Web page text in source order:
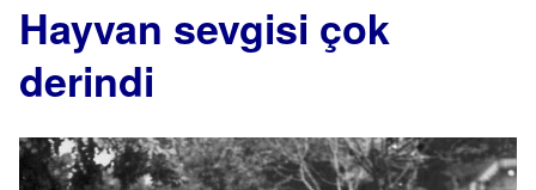
Hayvan sevgisi çok
derindi